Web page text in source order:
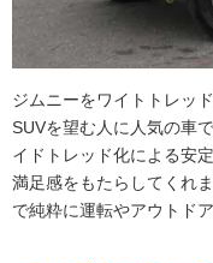
ジムニーをワイトトレッ
SUVを望む人に人気の車
イドトレッド化による安
満足感をもたらしてくれ
で純粋に運転やアウトド